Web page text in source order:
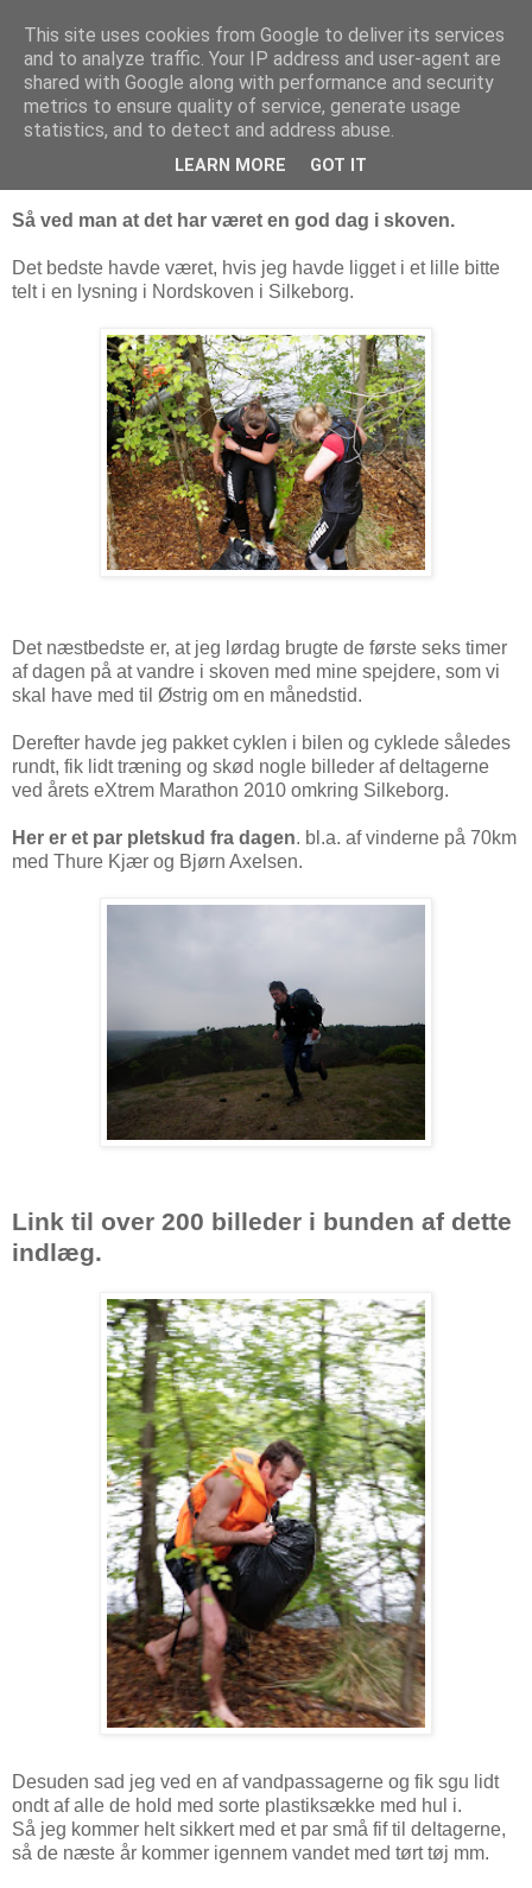
søndag den 30. maj 2010
Billeder eXtrem Maraton 2010
kæresten pointere at man lugter lidt af Gnu.
Så ved man at det har været en god dag i skoven.
Det bedste havde været, hvis jeg havde ligget i et lille bitte
telt i en lysning i Nordskoven i Silkeborg.
Det næstbedste er, at jeg lørdag brugte de første seks timer
af dagen på at vandre i skoven med mine spejdere, som vi
skal have med til Østrig om en månedstid.
Derefter havde jeg pakket cyklen i bilen og cyklede således
rundt, fik lidt træning og skød nogle billeder af deltagerne
ved årets eXtrem Marathon 2010 omkring Silkeborg.
Her er et par pletskud fra dagen. bl.a. af vinderne på 70km
med Thure Kjær og Bjørn Axelsen.
Link til over 200 billeder i bunden af dette
indlæg.
Desuden sad jeg ved en af vandpassagerne og fik sgu lidt
ondt af alle de hold med sorte plastiksække med hul i.
Så jeg kommer helt sikkert med et par små fif til deltagerne,
så de næste år kommer igennem vandet med tørt tøj mm.
This site uses cookies from Google to deliver its services
and to analyze traffic. Your IP address and user-agent are
shared with Google along with performance and security
metrics to ensure quality of service, generate usage
statistics, and to detect and address abuse.
LEARN MORE GOT IT